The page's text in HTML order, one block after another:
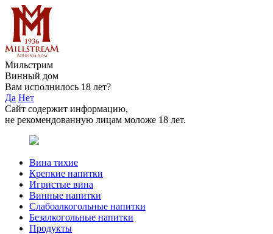
Мильстрим
Винный дом
Вам исполнилось 18 лет?
Да Нет
Сайт содержит информацию,
не рекомендованную лицам моложе 18 лет.
Вина тихие
Крепкие напитки
Игристые вина
Винные напитки
Слабоалкогольные напитки
Безалкогольные напитки
Продукты